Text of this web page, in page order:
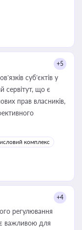
+5
суб’єктів у
сервітут, що є
прав власників,
комплекс
+4
регулювання
важливою для